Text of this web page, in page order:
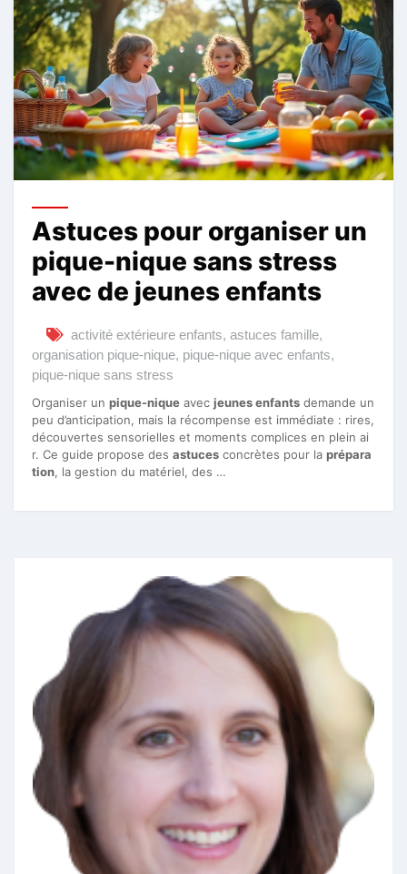
Astuces pour organiser un
pique-nique sans stress
avec de jeunes enfants
activité extérieure enfants, astuces famille,
organisation pique-nique, pique-nique avec enfants,
pique-nique sans stress
Organiser un pique-nique avec jeunes enfants demande un
peu d’anticipation, mais la récompense est immédiate : rires,
découvertes sensorielles et moments complices en plein ai
r. Ce guide propose des astuces concrètes pour la prépara
tion, la gestion du matériel, des …